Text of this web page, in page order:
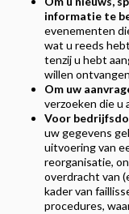
informatie te
evenementen
wat u reeds
tenzij u hebt
willen
Om uw
verzoeken die u
Voor
uw gegevens
uitvoering van
reorganisatie,
overdracht van
kader van
procedures,